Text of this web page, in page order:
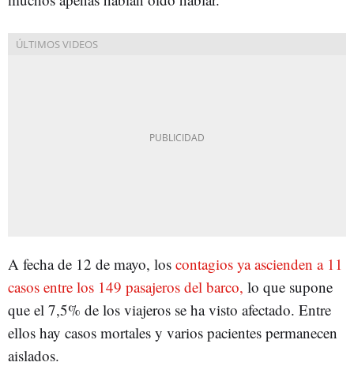
A fecha de 12 de mayo, los contagios ya ascienden a 11
casos entre los 149 pasajeros del barco, lo que supone
que el 7,5% de los viajeros se ha visto afectado. Entre
ellos hay casos mortales y varios pacientes permanecen
aislados.